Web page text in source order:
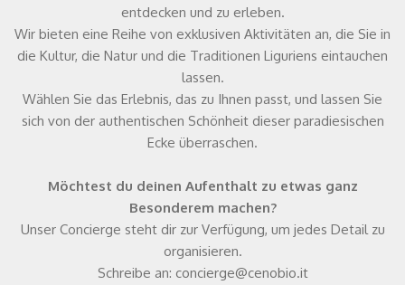
entdecken und zu erleben.
Wir bieten eine Reihe von exklusiven Aktivitäten an, die Sie in
die Kultur, die Natur und die Traditionen Liguriens eintauchen
lassen.
Wählen Sie das Erlebnis, das zu Ihnen passt, und lassen Sie
sich von der authentischen Schönheit dieser paradiesischen
Ecke überraschen.
Möchtest du deinen Aufenthalt zu etwas ganz
Besonderem machen?
Unser Concierge steht dir zur Verfügung, um jedes Detail zu
organisieren.
Schreibe an: concierge@cenobio.it